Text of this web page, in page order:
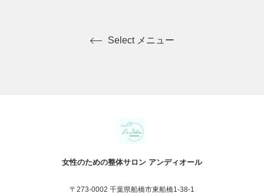
Select メニュー
女性のための整体サロン アンディオール
〒273-0002 千葉県船橋市東船橋1-38-1